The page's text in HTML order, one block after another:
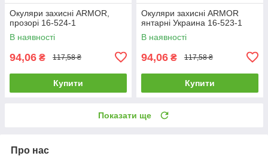
Окуляри захисні ARMOR,
прозорі 16-524-1
В наявності
94,06 ₴ 117,58 ₴
Купити
Окуляри захисні ARMOR
янтарні Украина 16-523-1
В наявності
94,06 ₴ 117,58 ₴
Купити
Показати ще
Про нас